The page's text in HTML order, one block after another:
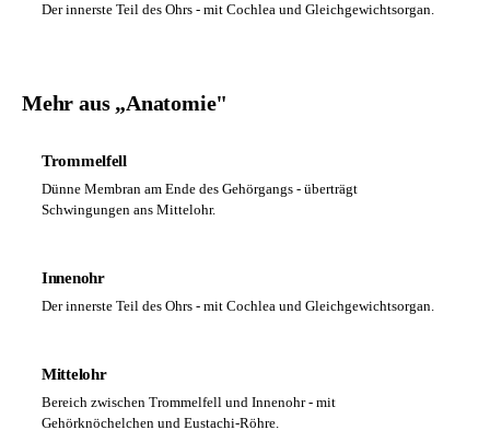
Der innerste Teil des Ohrs - mit Cochlea und Gleichgewichtsorgan.
Mehr aus „Anatomie"
Trommelfell
Dünne Membran am Ende des Gehörgangs - überträgt
Schwingungen ans Mittelohr.
Innenohr
Der innerste Teil des Ohrs - mit Cochlea und Gleichgewichtsorgan.
Mittelohr
Bereich zwischen Trommelfell und Innenohr - mit
Gehörknöchelchen und Eustachi-Röhre.